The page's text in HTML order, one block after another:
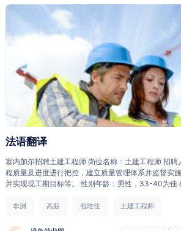
2016年3月 面试方式：电话或者视频
法语翻译
塞内加尔招聘土建工程师 岗位名称：土建工程师 招聘
程质量及进度进行把控，建立质量管理体系并监督实
并实现现工期目标等。 性别年龄：男性，33-40为佳
人民币（税后） 工作时间：每天8小时，6天制 住 宿
际机票：公司提供 带薪年假：一年两次往返中国探亲
非洲 高薪 包吃住 土建工程师